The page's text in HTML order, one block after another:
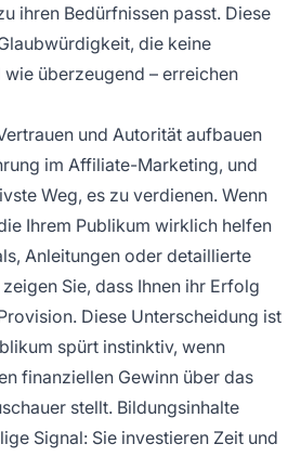
ihren Bedürfnissen passt. Diese
die keine
überzeugend – erreichen
und Autorität aufbauen
im Affiliate-Marketing, und
Weg, es zu verdienen. Wenn
Ihrem Publikum wirklich helfen
Anleitungen oder detaillierte
Sie, dass Ihnen ihr Erfolg
Diese Unterscheidung ist
spürt instinktiv, wenn
finanziellen Gewinn über das
stellt. Bildungsinhalte
Signal: Sie investieren Zeit und